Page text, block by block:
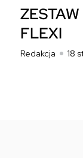
FLEXI
Redakcja 18